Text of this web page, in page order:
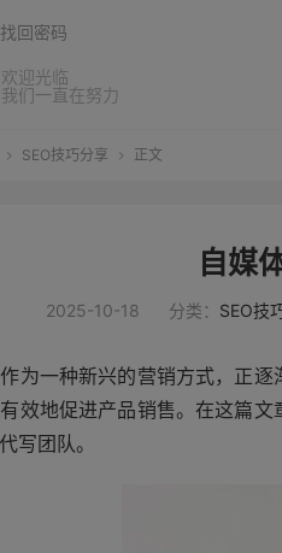
欢迎光临
我们一直在努力
找回密码
 SEO技巧分享  正文
自媒
2025-10-18 分类： SEO技
为一种新兴的营销方式，正
效地促进产品销售。在这篇
写团队。